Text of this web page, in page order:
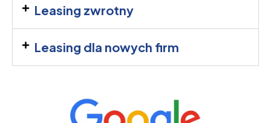
Leasing zwrotny
Leasing dla nowych firm